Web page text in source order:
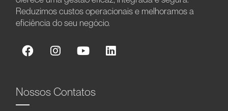
Reduzimos custos operacionais e melhoramos a
eficiência do seu negócio.
Nossos Contatos